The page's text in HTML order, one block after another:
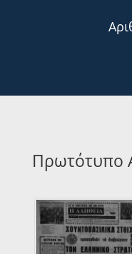
Πρωτότυπο